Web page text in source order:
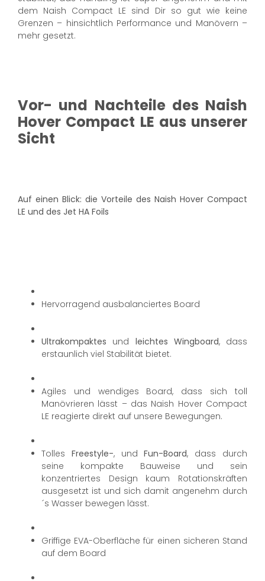
dem Naish Compact LE sind Dir so gut wie keine
Grenzen – hinsichtlich Performance und Manövern –
mehr gesetzt.
Vor- und Nachteile des Naish
Hover Compact LE aus unserer
Sicht
Auf einen Blick: die Vorteile des Naish Hover Compact
LE und des Jet HA Foils
Hervorragend ausbalanciertes Board
Ultrakompaktes und leichtes Wingboard, dass
erstaunlich viel Stabilität bietet.
Agiles und wendiges Board, dass sich toll
Manövrieren lässt – das Naish Hover Compact
LE reagierte direkt auf unsere Bewegungen.
Tolles Freestyle-, undFun-Board, dass durch
seine kompakte Bauweise und sein
konzentriertes Design kaum Rotationskräften
ausgesetzt ist und sich damit angenehm durch
´s Wasser bewegen lässt.
Griffige EVA-Oberfläche für einen sicheren Stand
auf dem Board